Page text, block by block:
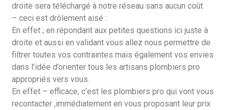
droite sera téléchargé à notre réseau sans aucun coût
– ceci est drôlement aisé :
En effet ; en répondant aux petites questions ici juste à
droite et aussi en validant vous allez nous permettre de
filtrer toutes vos contraintes mais également vos envies
dans l’idée d’orienter tous les artisans plombiers pro
appropriés vers vous.
En effet – efficace, c’est les plombiers pro qui vont vous
recontacter ,immédiatement en vous proposant leur prix